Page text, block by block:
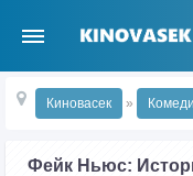
Киновасек »
Фейк Ньюс: